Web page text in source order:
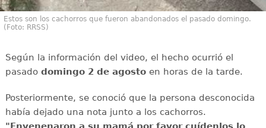
Estos son los cachorros que fueron abandonados el pasado domingo.
(Foto: RRSS)
Según la información del video, el hecho ocurrió el
pasado domingo 2 de agostoen horas de la tarde.
Posteriormente, se conoció que la persona desconocida
había dejado una nota junto a los cachorros.